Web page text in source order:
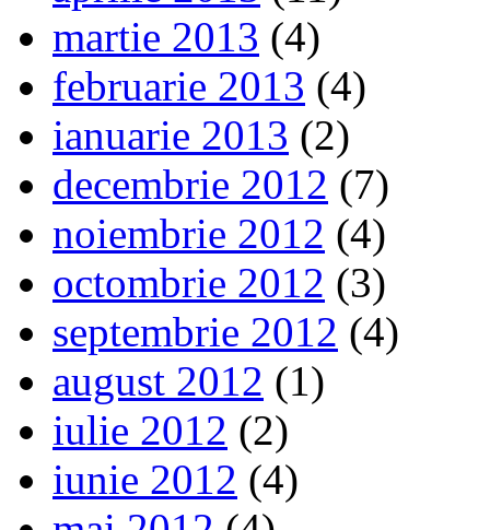
martie 2013 (4)
februarie 2013 (4)
ianuarie 2013 (2)
decembrie 2012 (7)
noiembrie 2012 (4)
octombrie 2012 (3)
septembrie 2012 (4)
august 2012 (1)
iulie 2012 (2)
iunie 2012 (4)